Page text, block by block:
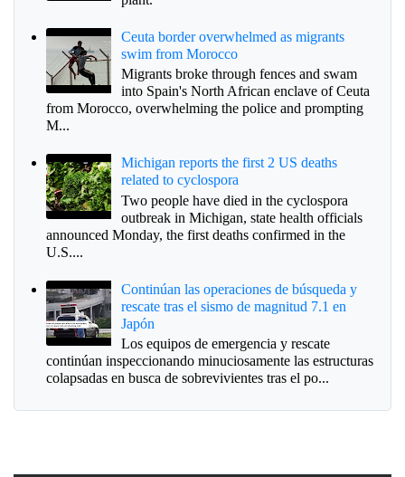
Ceuta border overwhelmed as migrants
swim from Morocco
Migrants broke through fences and swam
into Spain's North African enclave of Ceuta
from Morocco, overwhelming the police and prompting
M...
Michigan reports the first 2 US deaths
related to cyclospora
Two people have died in the cyclospora
outbreak in Michigan, state health officials
announced Monday, the first deaths confirmed in the
U.S....
Continúan las operaciones de búsqueda y
rescate tras el sismo de magnitud 7.1 en
Japón
Los equipos de emergencia y rescate
continúan inspeccionando minuciosamente las estructuras
colapsadas en busca de sobrevivientes tras el po...